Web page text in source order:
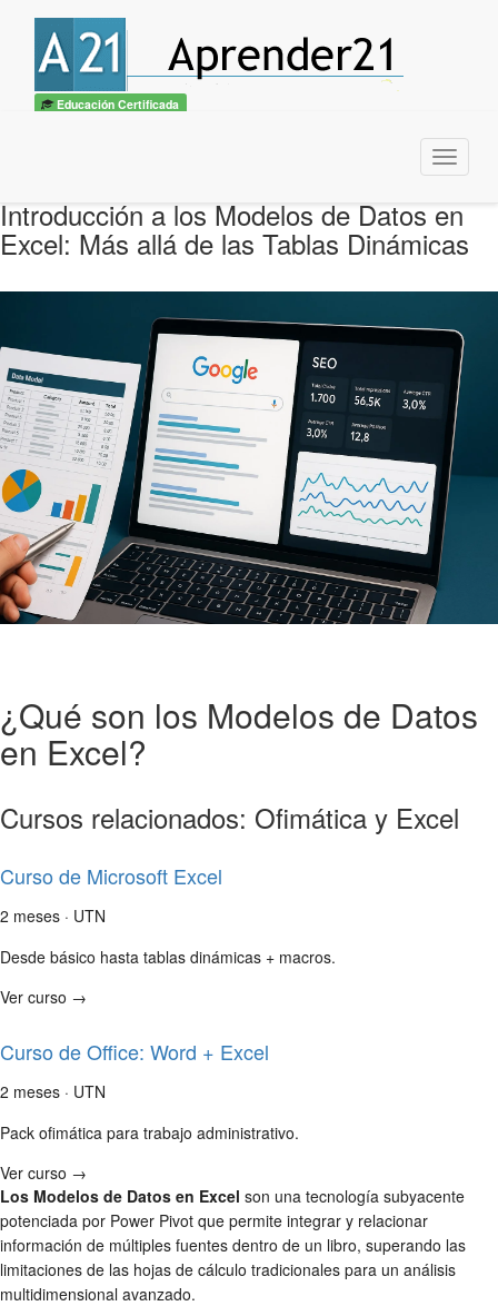
Educación Certificada
Menu
Introducción a los Modelos de Datos en
Excel: Más allá de las Tablas Dinámicas
¿Qué son los Modelos de Datos
en Excel?
Cursos relacionados: Ofimática y Excel
Curso de Microsoft Excel
2 meses · UTN
Desde básico hasta tablas dinámicas + macros.
Ver curso →
Curso de Office: Word + Excel
2 meses · UTN
Pack ofimática para trabajo administrativo.
Ver curso →
Los Modelos de Datos en Excel son una tecnología subyacente
potenciada por Power Pivot que permite integrar y relacionar
información de múltiples fuentes dentro de un libro, superando las
limitaciones de las hojas de cálculo tradicionales para un análisis
multidimensional avanzado.